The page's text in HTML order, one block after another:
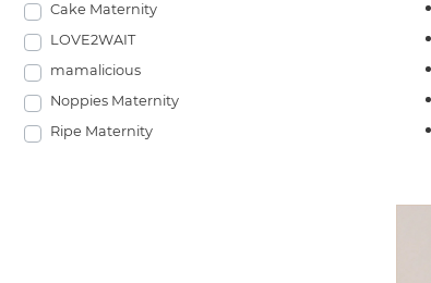
Cake Maternity
LOVE2WAIT
mamalicious
Noppies Maternity
Ripe Maternity